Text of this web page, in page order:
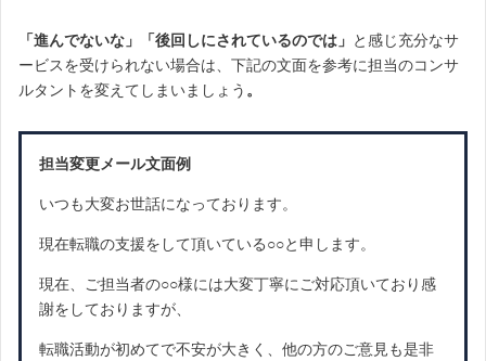
「進んでないな」「後回しにされているのでは」 と感じ充分なサ
ービスを受けられない場合は、下記の文面を参考に担当のコンサ
ルタントを変えてしまいましょう 。
担当変更メール文面例
いつも大変お世話になっております。
現在転職の支援をして頂いている○○と申します。
現在、ご担当者の○○様には大変丁寧にご対応頂いており感
謝をしておりますが、
転職活動が初めてで不安が大きく、他の方のご意見も是非